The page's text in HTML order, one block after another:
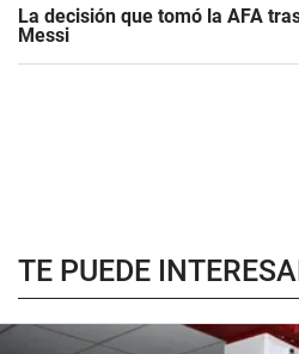
La decisión que tomó la AFA
Messi
TE PUEDE